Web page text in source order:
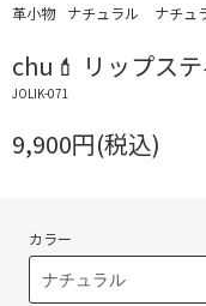
革小物 ナチュラル ナチュ
chu💄 リップス
JOLIK-071
9,900円(税込)
カラー